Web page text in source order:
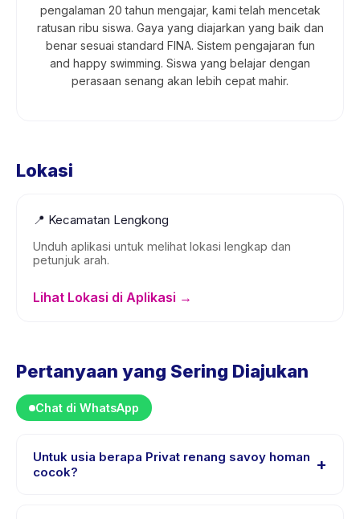
pengalaman 20 tahun mengajar, kami telah mencetak
ratusan ribu siswa. Gaya yang diajarkan yang baik dan
benar sesuai standard FINA. Sistem pengajaran fun
and happy swimming. Siswa yang belajar dengan
perasaan senang akan lebih cepat mahir.
Lokasi
📍 Kecamatan Lengkong
Unduh aplikasi untuk melihat lokasi lengkap dan
petunjuk arah.
Lihat Lokasi di Aplikasi →
Pertanyaan yang Sering Diajukan
Chat di WhatsApp
Untuk usia berapa Privat renang savoy homan
cocok?
+